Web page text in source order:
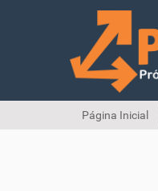
V
Página Inicial